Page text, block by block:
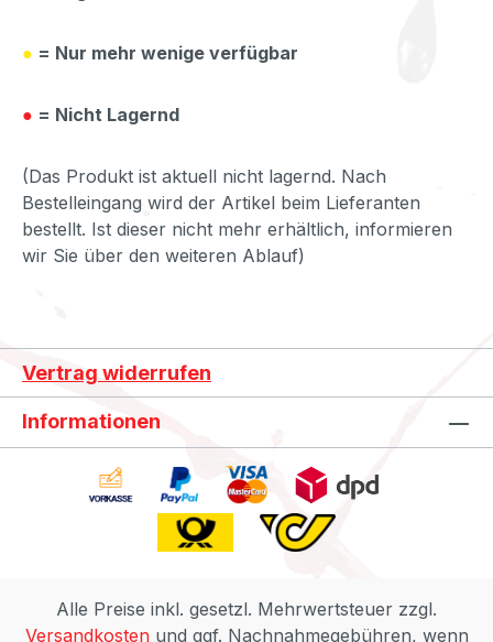
● = Nur mehr wenige verfügbar
● = Nicht Lagernd
(Das Produkt ist aktuell nicht lagernd. Nach
Bestelleingang wird der Artikel beim Lieferanten
bestellt. Ist dieser nicht mehr erhältlich, informieren
wir Sie über den weiteren Ablauf)
Vertrag widerrufen
Informationen
Alle Preise inkl. gesetzl. Mehrwertsteuer zzgl.
Versandkostenund ggf. Nachnahmegebühren, wenn